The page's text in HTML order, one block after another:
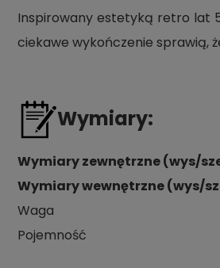
Inspirowany estetyką retro lat
ciekawe wykończenie sprawią,
Wymiary:
Wymiary zewnętrzne (wys/
Wymiary wewnętrzne (wys/
Waga
Pojemność